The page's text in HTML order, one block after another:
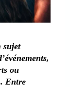
sujet
ou
Entre